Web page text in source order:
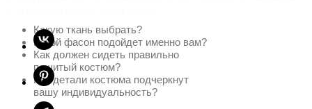
Какую ткань выбрать?
Какой фасон подойдет именно вам?
Как должен сидеть правильно
пошитый костюм?
Как детали костюма подчеркнут
вашу индивидуальность?